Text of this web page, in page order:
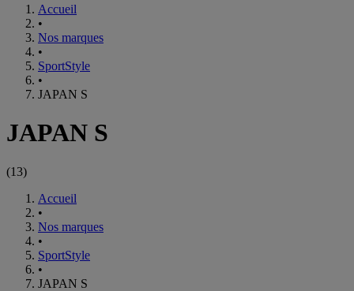
Accueil
•
Nos marques
•
SportStyle
•
JAPAN S
JAPAN S
(13)
Accueil
•
Nos marques
•
SportStyle
•
JAPAN S